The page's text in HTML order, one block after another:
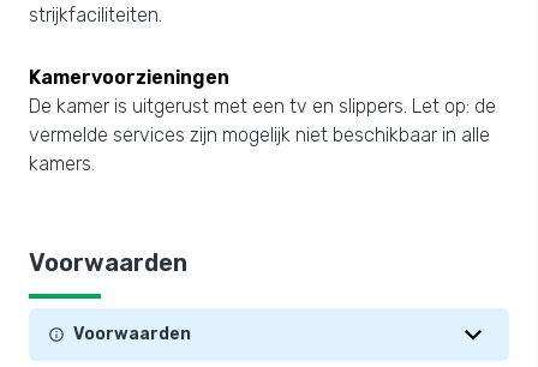
strijkfaciliteiten.
Kamervoorzieningen
De kamer is uitgerust met een tv en slippers. Let op: de
vermelde services zijn mogelijk niet beschikbaar in alle
kamers.
Voorwaarden
Voorwaarden